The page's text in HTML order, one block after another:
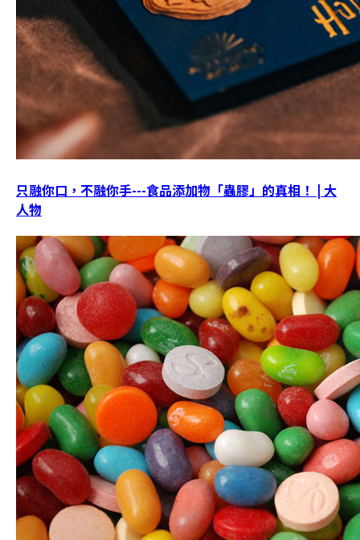
只融你口，不融你手---食品添加物「蟲膠」的真相！ | 大
人物